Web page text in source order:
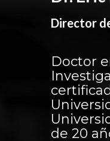
Director
Doctor
de 20